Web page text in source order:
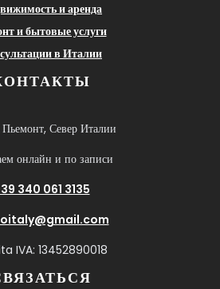
и аренда
и бытовые услуги
в Италии
Север Италии
онлайн и по записи
340 061 3135
IVA: 13452890018